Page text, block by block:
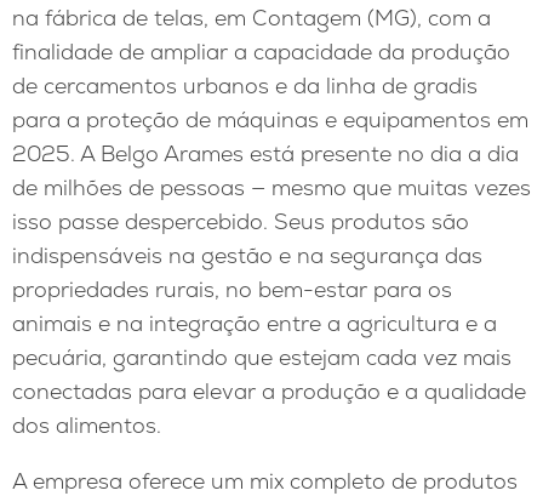
na fábrica de telas, em Contagem (MG), com a
finalidade de ampliar a capacidade da produção
de cercamentos urbanos e da linha de gradis
para a proteção de máquinas e equipamentos em
2025. A Belgo Arames está presente no dia a dia
de milhões de pessoas — mesmo que muitas vezes
isso passe despercebido. Seus produtos são
indispensáveis na gestão e na segurança das
propriedades rurais, no bem-estar para os
animais e na integração entre a agricultura e a
pecuária, garantindo que estejam cada vez mais
conectadas para elevar a produção e a qualidade
dos alimentos.
A empresa oferece um mix completo de produtos